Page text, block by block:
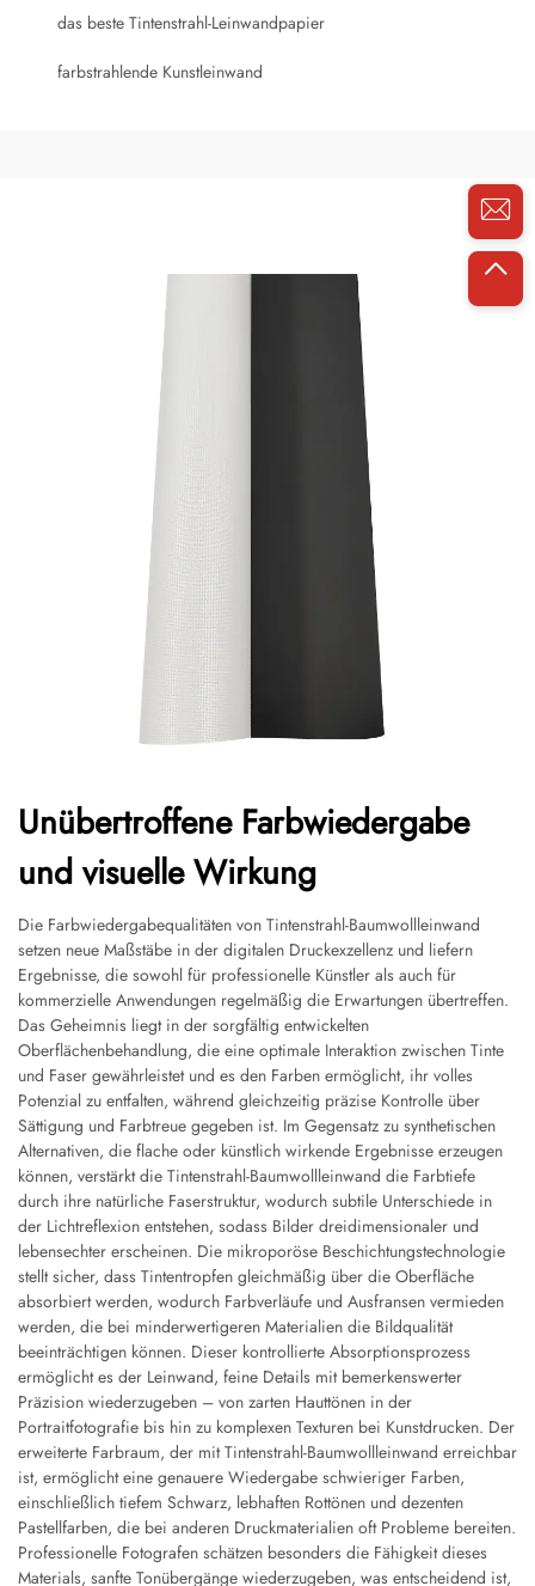
das beste Tintenstrahl-Leinwandpapier
farbstrahlende Kunstleinwand
Unübertroffene Farbwiedergabe
und visuelle Wirkung
Die Farbwiedergabequalitäten von Tintenstrahl-Baumwollleinwand
setzen neue Maßstäbe in der digitalen Druckexzellenz und liefern
Ergebnisse, die sowohl für professionelle Künstler als auch für
kommerzielle Anwendungen regelmäßig die Erwartungen übertreffen.
Das Geheimnis liegt in der sorgfältig entwickelten
Oberflächenbehandlung, die eine optimale Interaktion zwischen Tinte
und Faser gewährleistet und es den Farben ermöglicht, ihr volles
Potenzial zu entfalten, während gleichzeitig präzise Kontrolle über
Sättigung und Farbtreue gegeben ist. Im Gegensatz zu synthetischen
Alternativen, die flache oder künstlich wirkende Ergebnisse erzeugen
können, verstärkt die Tintenstrahl-Baumwollleinwand die Farbtiefe
durch ihre natürliche Faserstruktur, wodurch subtile Unterschiede in
der Lichtreflexion entstehen, sodass Bilder dreidimensionaler und
lebensechter erscheinen. Die mikroporöse Beschichtungstechnologie
stellt sicher, dass Tintentropfen gleichmäßig über die Oberfläche
absorbiert werden, wodurch Farbverläufe und Ausfransen vermieden
werden, die bei minderwertigeren Materialien die Bildqualität
beeinträchtigen können. Dieser kontrollierte Absorptionsprozess
ermöglicht es der Leinwand, feine Details mit bemerkenswerter
Präzision wiederzugeben – von zarten Hauttönen in der
Portraitfotografie bis hin zu komplexen Texturen bei Kunstdrucken. Der
erweiterte Farbraum, der mit Tintenstrahl-Baumwollleinwand erreichbar
ist, ermöglicht eine genauere Wiedergabe schwieriger Farben,
einschließlich tiefem Schwarz, lebhaften Rottönen und dezenten
Pastellfarben, die bei anderen Druckmaterialien oft Probleme bereiten.
Professionelle Fotografen schätzen besonders die Fähigkeit dieses
Materials, sanfte Tonübergänge wiederzugeben, was entscheidend ist,